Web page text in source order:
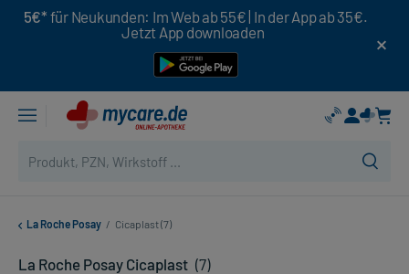
5€* für Neukunden: Im Web ab 55€ | In der App ab 35€.
Jetzt App downloaden
La Roche Posay / Cicaplast (7)
La Roche Posay Cicaplast (7)